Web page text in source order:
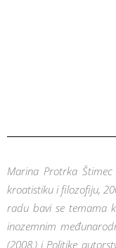
Marina Protrka
kroatistiku i filozofiju,
radu bavi se temama
inozemnim
(2008.) i Politike